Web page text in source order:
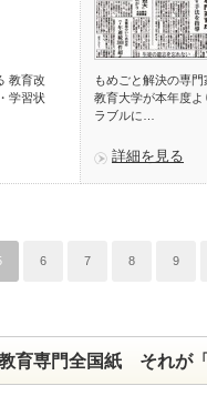
教育改
学習状
もめごと解決の専
教育大学が本年度
ラブルに…
詳細を見る
6 7 8 9
育専門全国紙 それが